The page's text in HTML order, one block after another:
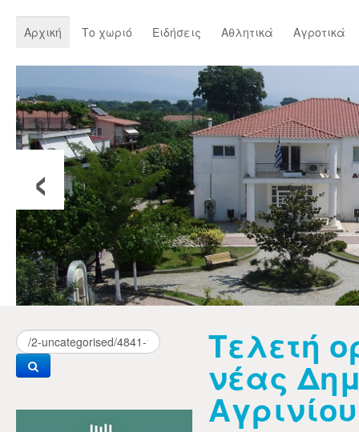
Αρχική Το χωριό Ειδήσεις Αθλητικά Αγροτικά
‹
Τελετή
νέας